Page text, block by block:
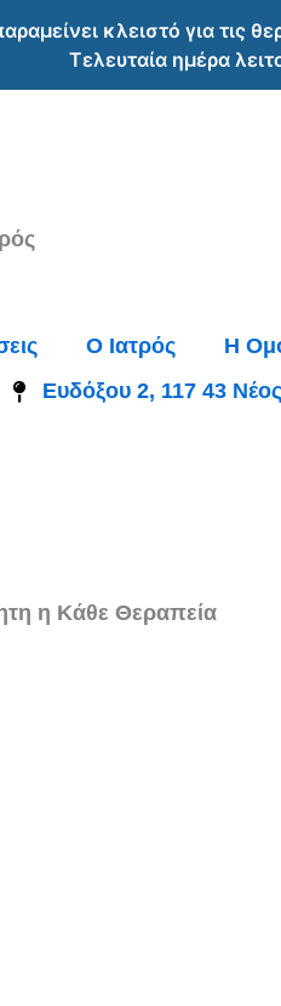
κλειστό για τις
Τελευταία ημέρα
O Ιατρός Η
Ευδόξου 2, 117 43
η Κάθε Θεραπεία